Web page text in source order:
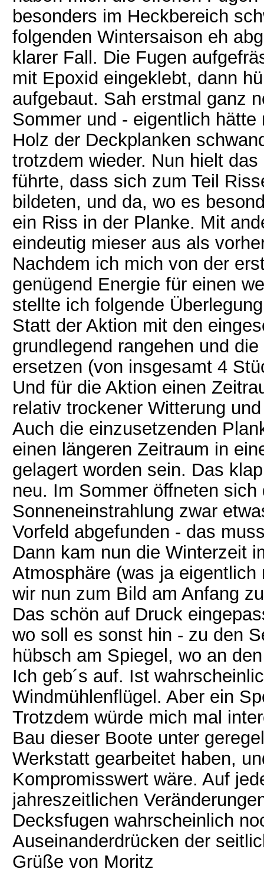
besonders im Heckbereich
folgenden Wintersaison eh
klarer Fall. Die Fugen
mit Epoxid eingeklebt, dann
aufgebaut. Sah erstmal ganz
Sommer und - eigentlich
Holz der Deckplanken
trotzdem wieder. Nun hielt
führte, dass sich zum Teil
bildeten, und da, wo es
ein Riss in der Planke. Mit
eindeutig mieser aus als
Nachdem ich mich von der
genügend Energie für einen
stellte ich folgende
Statt der Aktion mit den
grundlegend rangehen und
ersetzen (von insgesamt 4
Und für die Aktion einen
relativ trockener Witterung
Auch die einzusetzenden
einen längeren Zeitraum in
gelagert worden sein. Das
neu. Im Sommer öffneten
Sonneneinstrahlung zwar
Vorfeld abgefunden - das
Dann kam nun die Winterzeit
Atmosphäre (was ja
wir nun zum Bild am Anfang
Das schön auf Druck
wo soll es sonst hin - zu den
hübsch am Spiegel, wo an
Ich geb´s auf. Ist
Windmühlenflügel. Aber ein
Trotzdem würde mich mal
Bau dieser Boote unter
Werkstatt gearbeitet haben,
Kompromisswert wäre. Auf
jahreszeitlichen
Decksfugen wahrscheinlich
Auseinanderdrücken der
Grüße von Moritz